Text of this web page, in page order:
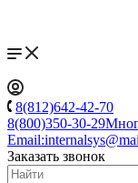
8(812)642-42-70
8(800)350-30-29
Email:
Заказать звонок